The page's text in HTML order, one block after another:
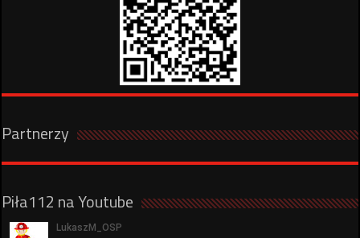
Partnerzy
Piła112 na Youtube